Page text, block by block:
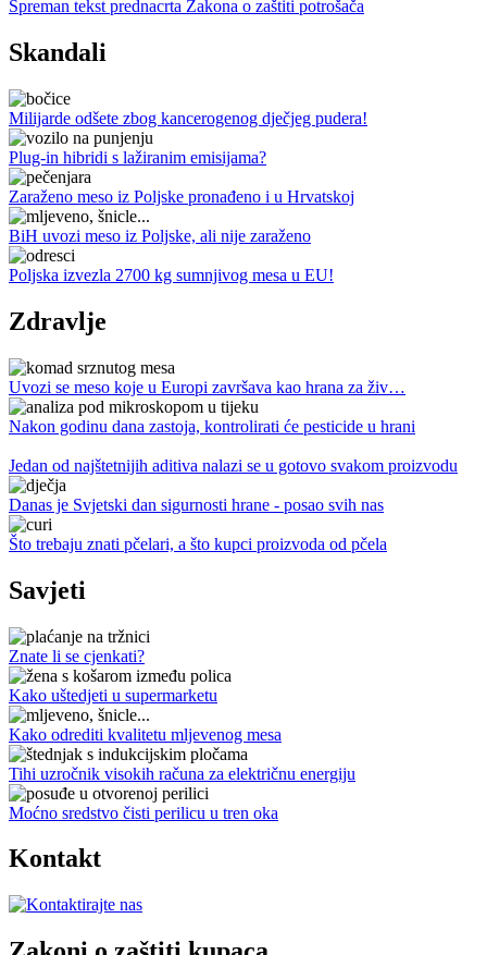
Spreman tekst prednacrta Zakona o zaštiti potrošača
Skandali
Milijarde odšete zbog kancerogenog dječjeg pudera!
Plug-in hibridi s lažiranim emisijama?
Zaraženo meso iz Poljske pronađeno i u Hrvatskoj
BiH uvozi meso iz Poljske, ali nije zaraženo
Poljska izvezla 2700 kg sumnjivog mesa u EU!
Zdravlje
Uvozi se meso koje u Europi završava kao hrana za živ…
Nakon godinu dana zastoja, kontrolirati će pesticide u hrani
Jedan od najštetnijih aditiva nalazi se u gotovo svakom proizvodu
Danas je Svjetski dan sigurnosti hrane - posao svih nas
Što trebaju znati pčelari, a što kupci proizvoda od pčela
Savjeti
Znate li se cjenkati?
Kako uštedjeti u supermarketu
Kako odrediti kvalitetu mljevenog mesa
Tihi uzročnik visokih računa za električnu energiju
Moćno sredstvo čisti perilicu u tren oka
Kontakt